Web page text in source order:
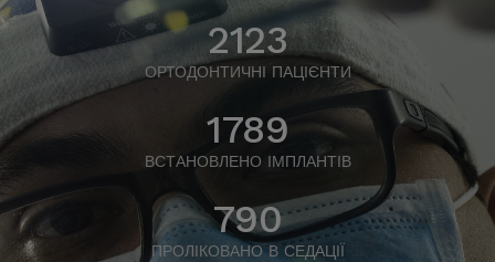
2123
ОРТОДОНТИЧНІ ПАЦІЄНТИ
1789
ВСТАНОВЛЕНО ІМПЛАНТІВ
790
ПРОЛІКОВАНО В СЕДАЦІЇ